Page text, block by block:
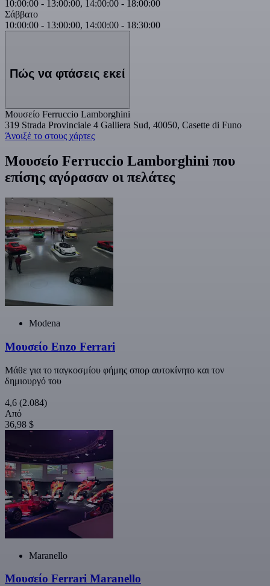
10:00:00 - 13:00:00, 14:00:00 - 18:00:00
Σάββατο
10:00:00 - 13:00:00, 14:00:00 - 18:30:00
Πώς να φτάσεις εκεί
Μουσείο Ferruccio Lamborghini
319 Strada Provinciale 4 Galliera Sud, 40050, Casette di Funo
Άνοιξέ το στους χάρτες
Μουσείο Ferruccio Lamborghini που
επίσης αγόρασαν οι πελάτες
Modena
Μουσείο Enzo Ferrari
Μάθε για το παγκοσμίου φήμης σπορ αυτοκίνητο και τον
δημιουργό του
4,6 (2.084)
Από
36,98 $
Maranello
Μουσείο Ferrari Maranello